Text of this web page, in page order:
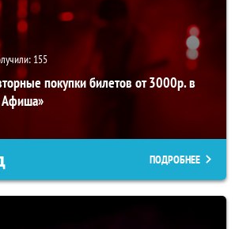
155
покупки билетов от 3000р. в
Афиша»
ПОДРОБНЕЕ